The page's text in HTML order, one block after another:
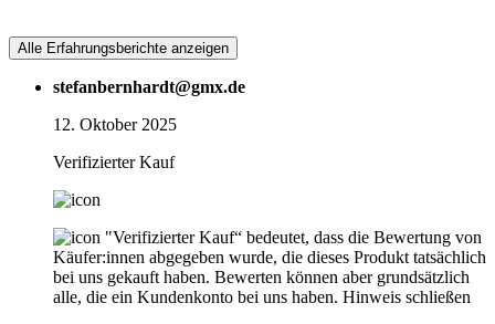
Alle Erfahrungsberichte anzeigen
stefanbernhardt@gmx.de
12. Oktober 2025
Verifizierter Kauf
"Verifizierter Kauf“ bedeutet, dass die Bewertung von
Käufer:innen abgegeben wurde, die dieses Produkt tatsächlich
bei uns gekauft haben. Bewerten können aber grundsätzlich
alle, die ein Kundenkonto bei uns haben. Hinweis schließen